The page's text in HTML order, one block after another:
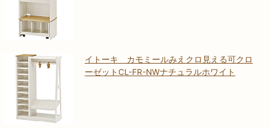
イトーキ カモミールみえクロ見える可クロ
ーゼットCL-FR-NWナチュラルホワイト